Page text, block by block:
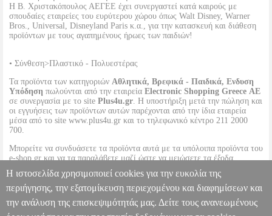
Η Β. Χριστακόπουλος ΑΕΓΕΕ έχει συνεργαστεί κατά καιρούς με
σπουδαίες εταιρείες του ευρύτερου χώρου όπως Walt Disney, Warner
Bros., Universal, Disneyland Paris κ.α., για την κατασκευή και διάθεση
προϊόντων με τους αγαπημένους ήρωες των παιδιών!
• Σύνθεση>Πλαστικό - Πολυεστέρας
Τα προϊόντα των κατηγοριών Αθλητικά, Βρεφικά - Παιδικά, Ενδυση
Υπόδηση πωλούνται από την εταιρεία Electronic Shopping Greece ΑΕ
σε συνεργασία με το site Plus4u.gr. Η υποστήριξη μετά την πώληση και
οι εγγυήσεις των προϊόντων αυτών παρέχονται από την ίδια εταιρεία
μέσα από το site www.plus4u.gr και το τηλεφωνικό κέντρο 211 2000
700.
Μπορείτε να συνδυάσετε τα προϊόντα αυτά με τα υπόλοιπα προϊόντα του
e-shop.gr και να τα παραλάβετε μαζί ώστε να μειώσετε τα έξοδα
αποστολής. Μπορείτε επίσης να παραλάβετε από οποιοδήποτε eshop
point με μηδενικά έξοδα αποστολής ανεξαρτήτως ύψους παραγγελίας!
ΣΕΤ MANDALORIAN ΚΑΠΑ & ΜΑΣΚΑ RUBIE'S [G40354]
Η ιστοσελίδα χρησιμοποιεί cookies για την ευκολία της
περιήγησης, την εξατομίκευση περιεχομένου και διαφημίσεων και
την ανάλυση της επισκεψιμότητάς μας. Δείτε τους ανανεωμένους